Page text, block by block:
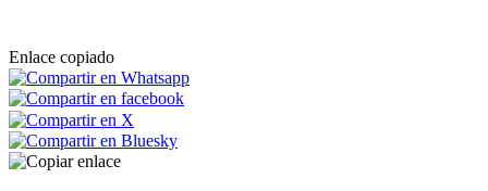
Enlace copiado